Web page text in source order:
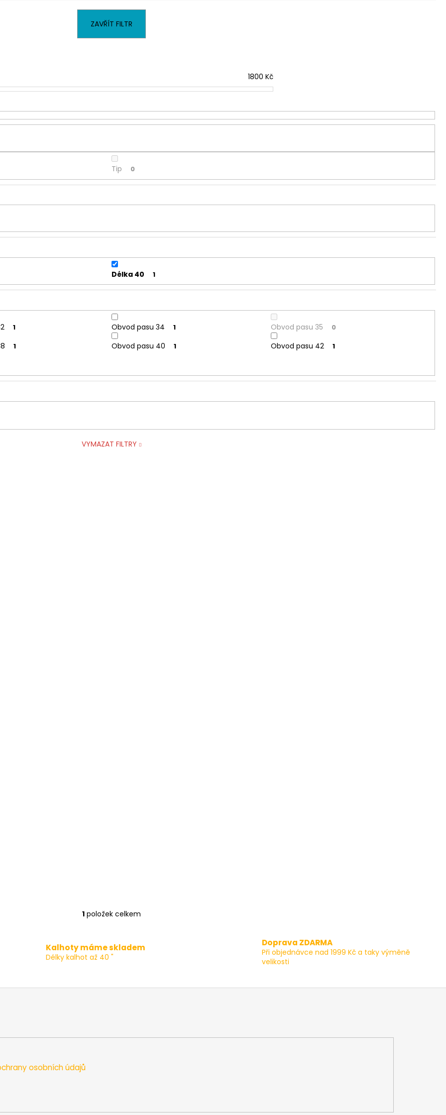
ZAVŘÍT FILTR
1800 Kč
Tip 0
Délka 40 1
1 Obvod pasu 34 1 Obvod pasu 35 0
1 Obvod pasu 40 1 Obvod pasu 42 1
VYMAZAT FILTRY
O
á
c
k
1 položek celkem
Kalhoty máme skladem
Délky kalhot až 40 "
Doprava ZDARMA
Při objednávce nad 1999 Kč a taky výměně
velikosti
ČERNÁ MIKINA S KAPUCÍ
TALLREPUBLIC LONGBRO, PRODLOUŽENÁ
PÁNSKÉ TMAVĚ MODRÉ DŽÍNY BRAX
osobních údajů